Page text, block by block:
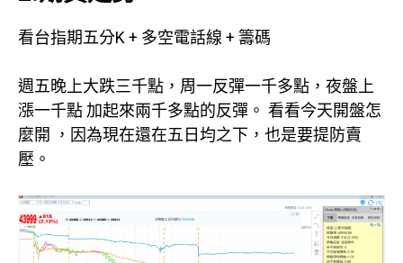
看台指期五分K + 多空電話線 + 籌碼
週五晚上大跌三千點，周一反彈一千多點，夜盤上
漲一千點 加起來兩千多點的反彈。 看看今天開盤怎
麼開 ，因為現在還在五日均之下，也是要提防賣
壓。